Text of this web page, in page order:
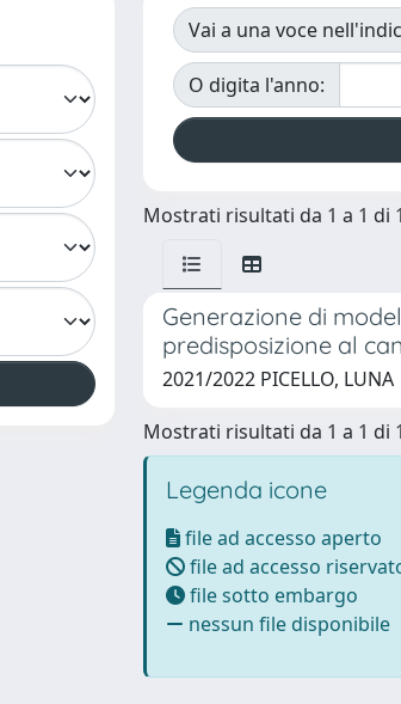
Vai a una voce
O digita l'anno:
Mostrati risultati da 1 a 1 di 1
Generazione di
predisposizione al
2021/2022 PICELLO, LUNA
Mostrati risultati da 1 a 1 di 1
Legenda icone
file ad accesso aperto
file ad accesso
file sotto embargo
nessun file disponibile